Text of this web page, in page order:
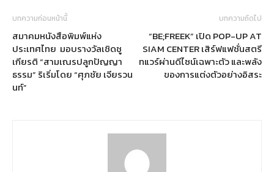
บทความก่อนหน้านี้
สมาคมหนังสือพิมพ์แห่ง
ประเทศไทย มอบรางวัลเชิดชู
เกียรติ “สามเณรปลูกปัญญา
ธรรม” ริเริ่มโดย “ศุภชัย เจียรวน
นท์”
บทความถัดไป
“BE;FREEK” เปิด POP-UP AT
SIAM CENTER เสิร์ฟแฟชั่นสตรี
ทแวร์ผ่านดีไซน์เฉพาะตัว และพลัง
ของการแต่งตัวอย่างอิสระ